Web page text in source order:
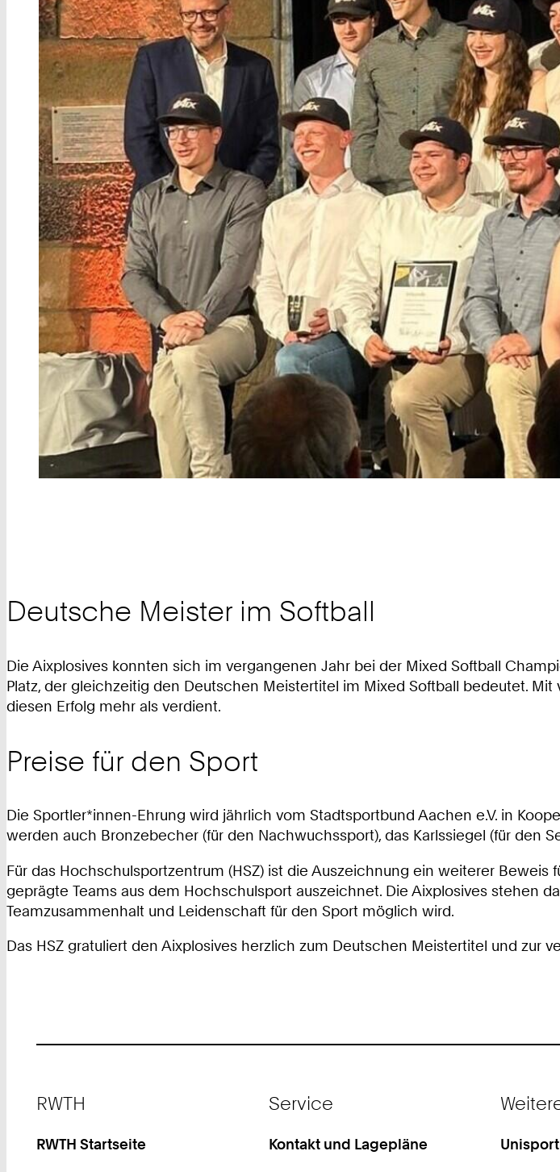
Deutsche Meister im Softball
Die Aixplosives konnten sich im vergangenen Jahr bei der Mixed Softball
Platz, der gleichzeitig den Deutschen Meistertitel im Mixed Softball bedeutet.
diesen Erfolg mehr als verdient.
Preise für den Sport
Die Sportler*innen-Ehrung wird jährlich vom Stadtsportbund Aachen e.V. in
werden auch Bronzebecher (für den Nachwuchssport), das Karlssiegel (für den
Für das Hochschulsportzentrum (HSZ) ist die Auszeichnung ein weiterer
geprägte Teams aus dem Hochschulsport auszeichnet. Die Aixplosives stehen
Teamzusammenhalt und Leidenschaft für den Sport möglich wird.
Das HSZ gratuliert den Aixplosives herzlich zum Deutschen Meistertitel und zur
RWTH
RWTH Startseite
Service
Kontakt und Lagepläne